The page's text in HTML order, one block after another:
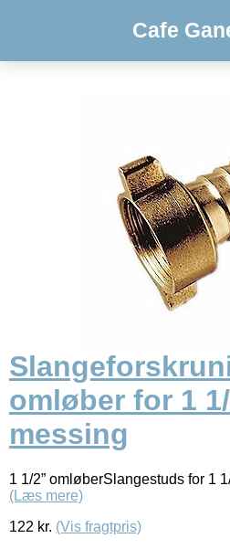
Cafe
omløber for 1
messing
1 1/2” omløberSlangestuds for 1
(Læs mere)
122 kr. (Vis fragtpris)